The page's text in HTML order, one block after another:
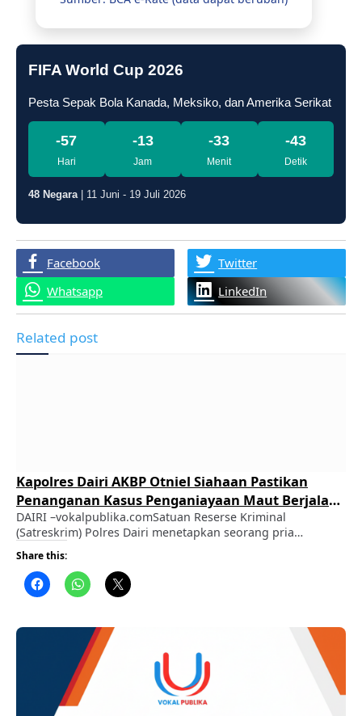
FIFA World Cup 2026
Pesta Sepak Bola Kanada, Meksiko, dan Amerika Serikat
-57
Hari
-13
Jam
-33
Menit
-44
Detik
48 Negara| 11 Juni - 19 Juli 2026
Facebook
Twitter
Whatsapp
LinkedIn
Related post
Kapolres Dairi AKBP Otniel Siahaan Pastikan
Penanganan Kasus Penganiayaan Maut Berjalan
Transparan dan Profesional
DAIRI –vokalpublika.comSatuan Reserse Kriminal
(Satreskrim) Polres Dairi menetapkan seorang pria
berinisial CT (51), pemilik sebuah kafe di Desa Kuta Buluh,
Kecamatan Tanah Pinem, sebagai tersangka dalam perkara
dugaan tindak pidana pembunuhan dan/atau
penganiayaan yang mengakibatkan meninggal dunia.
berdasarkan hasil penyelidikan dan penyidikan Satreskrim
Polres Dairi atas laporan yang diterima pada …
Share this: